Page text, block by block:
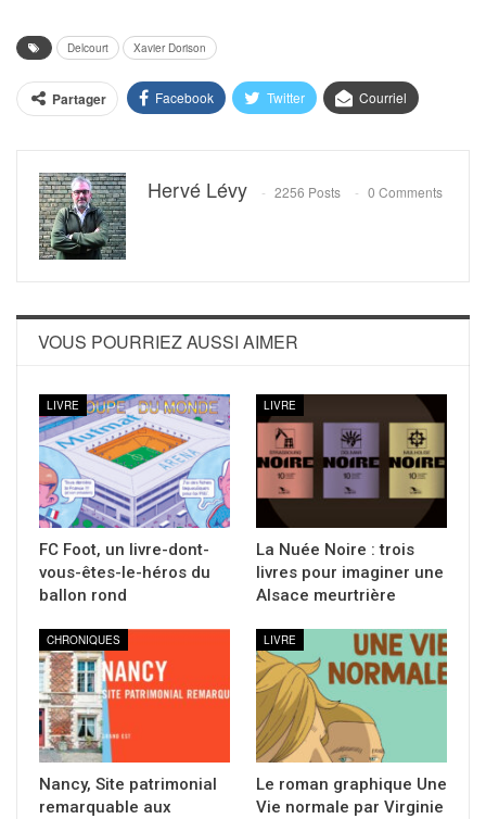
Delcourt Xavier Dorison
Partager Facebook Twitter Courriel
Hervé Lévy 2256 Posts 0 Comments
VOUS POURRIEZ AUSSI AIMER
LIVRE
FC Foot, un livre-dont-
vous-êtes-le-héros du
ballon rond
LIVRE
La Nuée Noire : trois
livres pour imaginer une
Alsace meurtrière
CHRONIQUES
Nancy, Site patrimonial
remarquable aux
LIVRE
Le roman graphique Une
Vie normale par Virginie